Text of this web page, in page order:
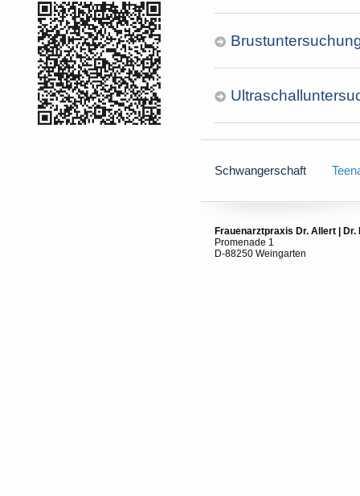
Schwangerschaft
Frauenarztpraxis Dr. Allert
Dr.
Promenade 1
D-88250 Weingarten